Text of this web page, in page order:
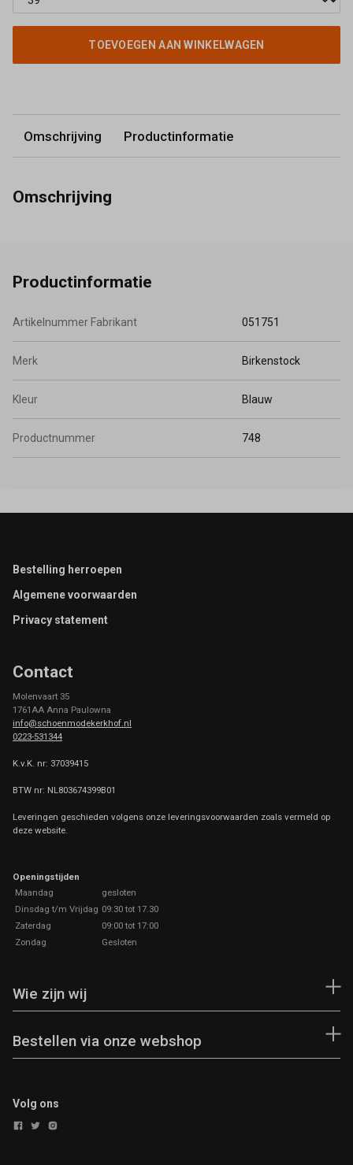
TOEVOEGEN AAN WINKELWAGEN
Omschrijving Productinformatie
Omschrijving
Productinformatie
Artikelnummer Fabrikant 051751
Merk Birkenstock
Kleur Blauw
Productnummer 748
Footer
Bestelling herroepen
Algemene voorwaarden
Privacy statement
Contact
Molenvaart 35
1761AA Anna Paulowna
info@schoenmodekerkhof.nl
0223-531344
K.v.K. nr: 37039415
BTW nr: NL803674399B01
Leveringen geschieden volgens onze leveringsvoorwaarden zoals vermeld op
deze website.
Openingstijden
Maandag
gesloten
Dinsdag t/m Vrijdag 09:30 tot 17.30
Zaterdag
09:00 tot 17:00
Zondag
Gesloten
Wie zijn wij
Bestellen via onze webshop
Volg ons